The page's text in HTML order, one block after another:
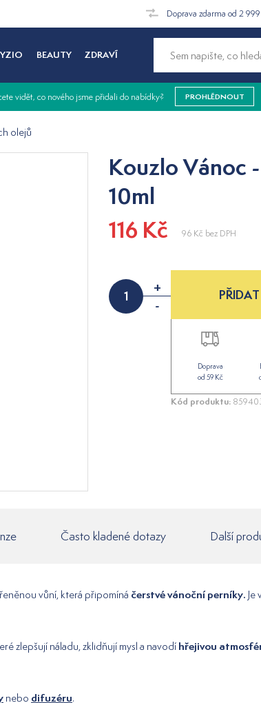
Doprava zdarma od 2
BEAUTY ZDRAVÍ
vidět, co nového jsme přidali do nabídky? PROHLÉDNOUT
olejů
Kouzlo Vánoc
10ml
116 Kč
96 Kč bez DPH
+
-
Doprava
od 59 Kč
Kód produktu:
Často kladené dotazy Další
vůní, která připomíná čerstvé vánoční perníky. Je
zlepšují náladu, zklidňují mysl a navodí hřejivou
nebo difuzéru.